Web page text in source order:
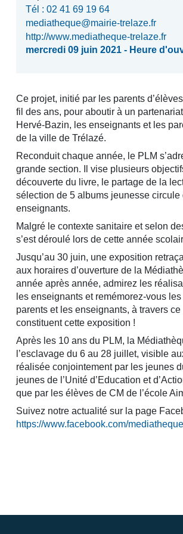
Tél : 02 41 69 19 64
mediatheque@mairie-trelaze.fr
http://www.mediatheque-trelaze.fr
mercredi 09 juin 2021 - Heure
Ce projet, initié par les parents
fil des ans, pour aboutir à un
Hervé-Bazin, les enseignants et les
de la ville de Trélazé.
Reconduit chaque année, le PLM
grande section. Il vise plusieurs
découverte du livre, le partage de la
sélection de 5 albums jeunesse
enseignants.
Malgré le contexte sanitaire et selon
s’est déroulé lors de cette année
Jusqu’au 30 juin, une exposition
aux horaires d’ouverture de la
année après année, admirez les
les enseignants et remémorez-vous
parents et les enseignants, à travers
constituent cette exposition !
Après les 10 ans du PLM, la
l’esclavage du 6 au 28 juillet, visible
réalisée conjointement par les jeunes
jeunes de l’Unité d’Education et
que par les élèves de CM de l’école
Suivez notre actualité sur la page
https://www.facebook.com/